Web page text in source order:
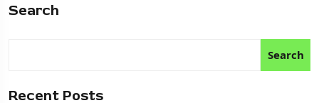
Search
Search
Recent Posts